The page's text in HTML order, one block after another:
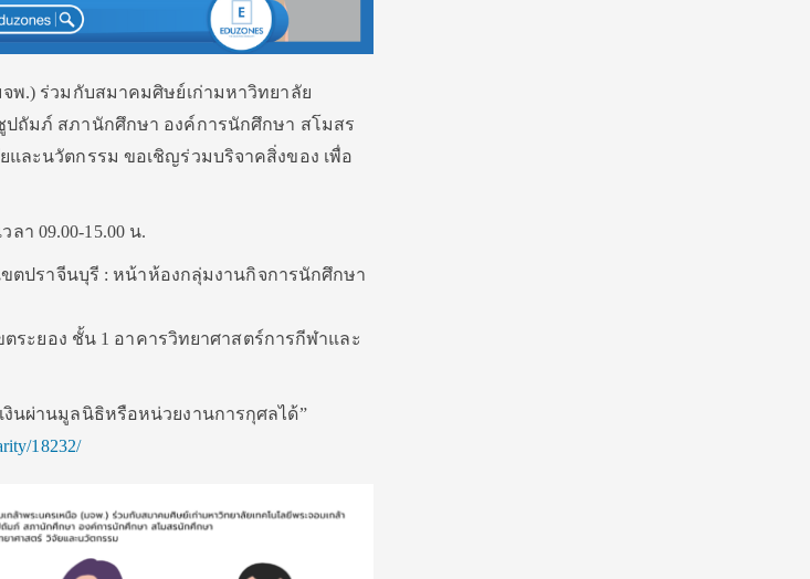
พ.) ร่วมกับสมาคมศิษย์เก่ามหาวิทยาลัย
ปถัมภ์ สภานักศึกษา องค์การนักศึกษา สโมสร
ละนวัตกรรม ขอเชิญร่วมบริจาคสิ่งของ เพื่อ
ลา 09.00-15.00 น.
ตปราจีนบุรี : หน้าห้องกลุ่มงานกิจการนักศึกษา
ระยอง ชั้น 1 อาคารวิทยาศาสตร์การกีฬาและ
งินผ่านมูลนิธิหรือหน่วยงานการกุศลได้”
18232/